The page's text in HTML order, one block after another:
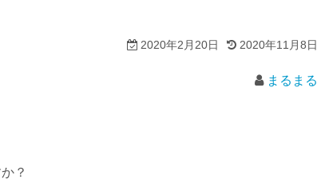
2020年2月20日 2020年11月8日
まるまる
？